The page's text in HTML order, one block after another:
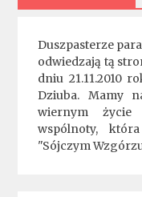
Duszpasterze
odwiedzają tą
dniu 21.11.2010
Dziuba. Mamy
wiernym życie
wspólnoty,
"Sójczym